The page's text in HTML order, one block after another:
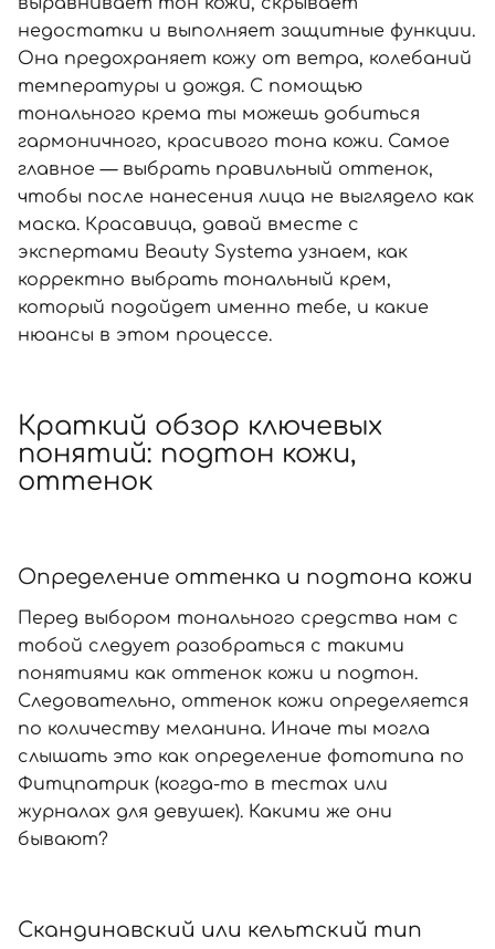
Кремы для тела с SPF
Миниатюры
Карбокситерапия
Бьюти Гаджеты
Автозагар
Наборы
Шея и декольте
Для детей
Для мужчин
Специальный уход
Для детей
Для мужчин
Дезодоранты
Интимный уход
Автозагар
недостатки и выполняет защитные функции.
Она предохраняет кожу от ветра, колебаний
температуры и дождя. С помощью
тонального крема ты можешь добиться
гармоничного, красивого тона кожи. Самое
главное — выбрать правильный оттенок,
чтобы после нанесения лица не выглядело как
маска. Красавица, давай вместе с
экспертами Beauty Systema узнаем, как
корректно выбрать тональный крем,
который подойдет именно тебе, и какие
нюансы в этом процессе.
Краткий обзор ключевых
понятий: подтон кожи,
оттенок
Определение оттенка и подтона кожи
Перед выбором тонального средства нам с
тобой следует разобраться с такими
понятиями как оттенок кожи и подтон.
Следовательно, оттенок кожи определяется
по количеству меланина. Иначе ты могла
слышать это как определение фототипа по
Фитцпатрик (когда-то в тестах или
журналах для девушек). Какими же они
бывают?
Скандинавский или кельтский тип